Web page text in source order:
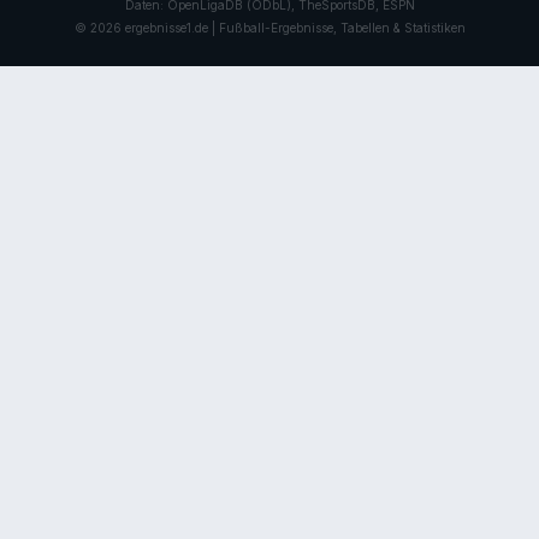
Daten: OpenLigaDB (ODbL), TheSportsDB, ESPN
© 2026 ergebnisse1.de | Fußball-Ergebnisse, Tabellen & Statistiken